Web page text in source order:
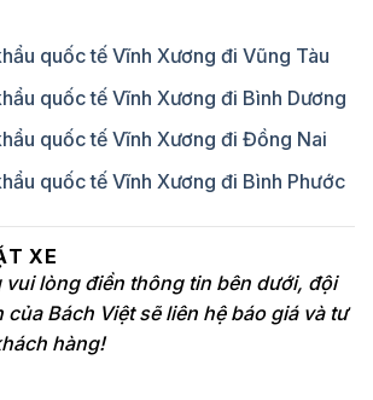
quốc tế Vĩnh Xương đi Vũng Tàu
quốc tế Vĩnh Xương đi Bình Dương
quốc tế Vĩnh Xương đi Đồng Nai
quốc tế Vĩnh Xương đi Bình Phước
XE
vui lòng điền thông tin bên dưới, đội
Bách Việt sẽ liên hệ báo giá và tư
hàng!